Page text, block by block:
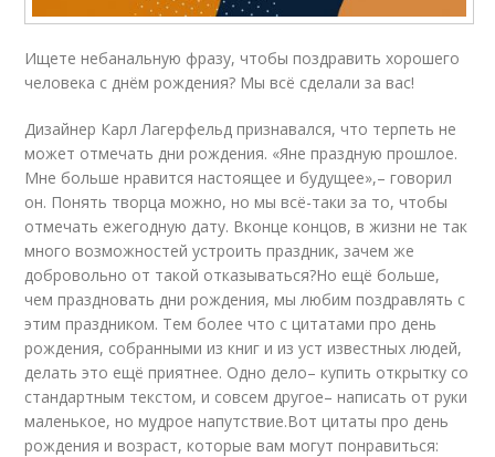
Ищете небанальную фразу, чтобы поздравить хорошего
человека с днём рождения? Мы всё сделали за вас!
Дизайнер Карл Лагерфельд признавался, что терпеть не
может отмечать дни рождения. «Яне праздную прошлое.
Мне больше нравится настоящее и будущее»,– говорил
он. Понять творца можно, но мы всё-таки за то, чтобы
отмечать ежегодную дату. Вконце концов, в жизни не так
много возможностей устроить праздник, зачем же
добровольно от такой отказываться?Но ещё больше,
чем праздновать дни рождения, мы любим поздравлять с
этим праздником. Тем более что с цитатами про день
рождения, собранными из книг и из уст известных людей,
делать это ещё приятнее. Одно дело– купить открытку со
стандартным текстом, и совсем другое– написать от руки
маленькое, но мудрое напутствие.Вот цитаты про день
рождения и возраст, которые вам могут понравиться: